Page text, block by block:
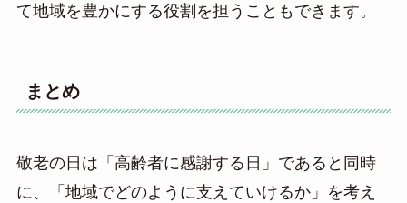
て地域を豊かにする役割を担うこともできます。
まとめ
敬老の日は「高齢者に感謝する日」であると同時
に、「地域でどのように支えていけるか」を考え